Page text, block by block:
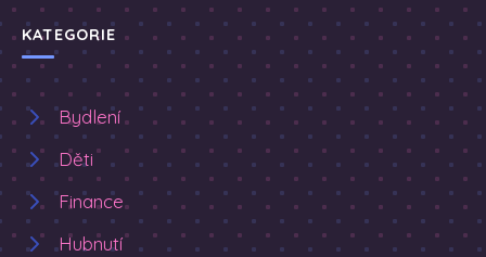
KATEGORIE
Bydlení
Děti
Finance
Hubnutí